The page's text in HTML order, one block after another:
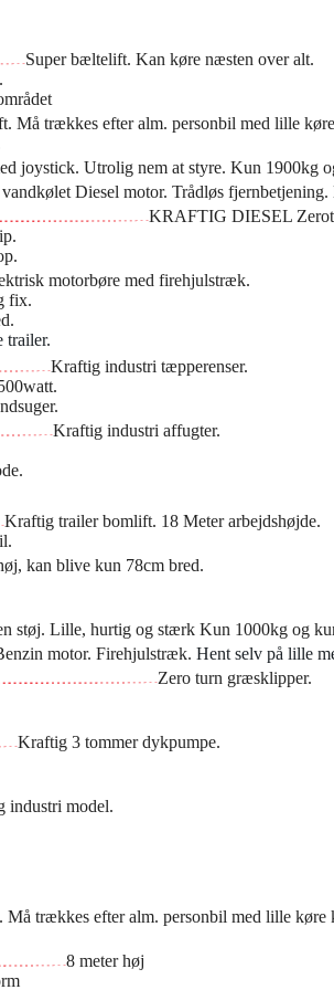
Super bæltelift. Kan køre næsten over alt.
Må trækkes efter alm. personbil med lille
joystick. Utrolig nem at styre. Kun 1900kg
Diesel motor. Trådløs fjernbetjening.
KRAFTIG DIESEL
motorbøre med firehjulstræk.
fix.
trailer.
Kraftig industri tæpperenser.
Kraftig industri affugter.
Kraftig trailer bomlift. 18 Meter arbejdshøjde.
kan blive kun 78cm bred.
støj. Lille, hurtig og stærk Kun 1000kg og
motor. Firehjulstræk. Hent selv på lille
Zero turn græsklipper.
Kraftig 3 tommer dykpumpe.
industri model.
trækkes efter alm. personbil med lille køre
8 meter høj